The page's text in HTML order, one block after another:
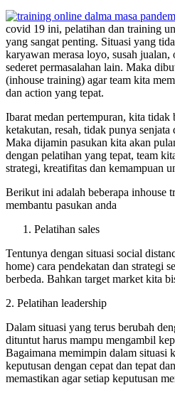
covid 19 ini, pelatihan dan training
yang sangat penting. Situasi yang
karyawan merasa loyo, susah jualan,
sederet permasalahan lain. Maka
(inhouse training) agar team kita
dan action yang tepat.
Ibarat medan pertempuran, kita
ketakutan, resah, tidak punya
Maka dijamin pasukan kita akan
dengan pelatihan yang tepat, team
strategi, kreatifitas dan kemampuan
Berikut ini adalah beberapa inhouse
membantu pasukan anda
Pelatihan sales
Tentunya dengan situasi social
home) cara pendekatan dan strategi
berbeda. Bahkan target market kita
2. Pelatihan leadership
Dalam situasi yang terus berubah
dituntut harus mampu mengambil
Bagaimana memimpin dalam situasi
keputusan dengan cepat dan tepat
memastikan agar setiap keputusan